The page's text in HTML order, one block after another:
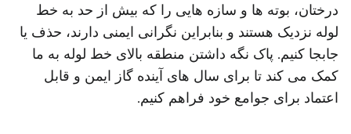
درختان، بوته ها و سازه هایی را که بیش از حد به خط
لوله نزدیک هستند و بنابراین نگرانی ایمنی دارند، حذف یا
جابجا کنیم. پاک نگه داشتن منطقه بالای خط لوله به ما
کمک می کند تا برای سال های آینده گاز ایمن و قابل
اعتماد برای جوامع خود فراهم کنیم.